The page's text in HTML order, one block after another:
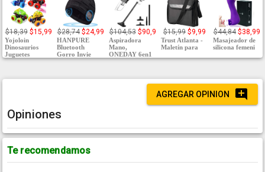
$18,39 $15,99
Yojoloin
Dinosaurios
Juguetes
$28,74 $24,99
HANPURE
Bluetooth
Gorro Invie
$104,53 $90,9
Aspiradora
Mano,
ONEDAY 6en1
$15,99 $9,99
Trust Atlanta -
Maletín para
$44,84 $38,99
Masajeador de
silicona femeni
AGREGAR OPINION
Opiniones
Te recomendamos